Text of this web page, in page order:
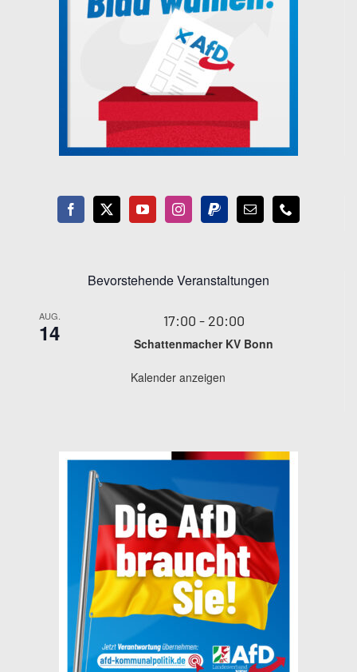
Bevorstehende Veranstaltungen
AUG.
14 17:00 - 20:00
Schattenmacher KV Bonn
Kalender anzeigen